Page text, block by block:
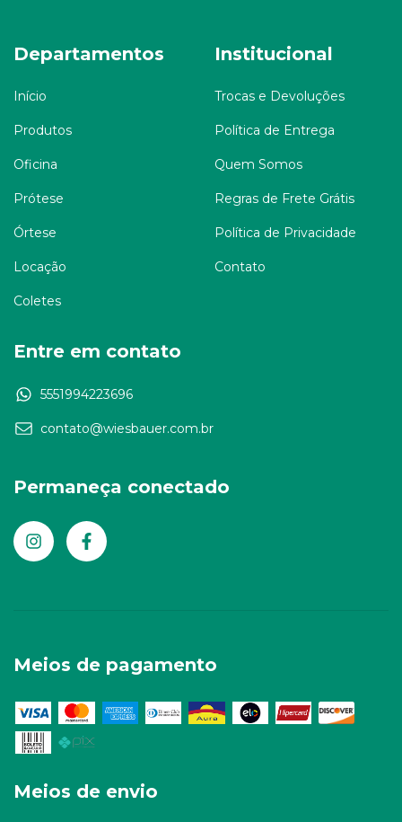
Departamentos
Início
Produtos
Oficina
Prótese
Órtese
Locação
Coletes
Institucional
Trocas e Devoluções
Política de Entrega
Quem Somos
Regras de Frete Grátis
Política de Privacidade
Contato
Entre em contato
5551994223696
contato@wiesbauer.com.br
Permaneça conectado
Meios de pagamento
Meios de envio